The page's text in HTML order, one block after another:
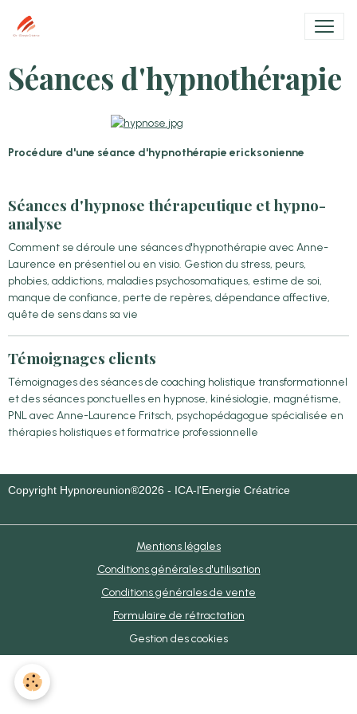
Séances d'hypnothérapie
Procédure d'une séance d'hypnothérapie ericksonienne
Séances d'hypnose thérapeutique et hypno-
analyse
Comment se déroule une séances d'hypnothérapie avec Anne-
Laurence en présentiel ou en visio. Gestion du stress, peurs,
phobies, addictions, maladies psychosomatiques, estime de soi,
manque de confiance, perte de repères, dépendance affective,
quête de sens dans sa vie
Témoignages clients
Témoignages des séances de coaching holistique transformationnel
et des séances ponctuelles en hypnose, kinésiologie, magnétisme,
PNL avec Anne-Laurence Fritsch, psychopédagogue spécialisée en
thérapies holistiques et formatrice professionnelle
Copyright Hypnoreunion®2026 - ICA-l'Energie Créatrice
Mentions légales
Conditions générales d'utilisation
Conditions générales de vente
Formulaire de rétractation
Gestion des cookies